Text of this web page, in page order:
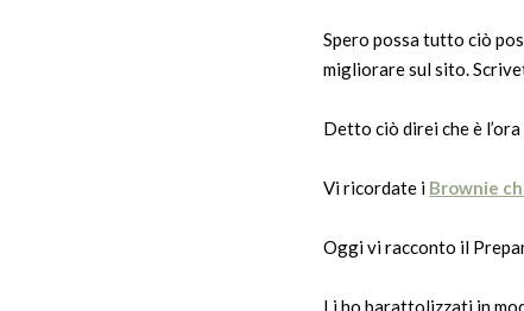
Spero possa tutto ciò
migliorare sul sito.
Detto ciò direi che è
Vi ricordate i Brownie
Oggi vi racconto il
Li ho barattolizzati in